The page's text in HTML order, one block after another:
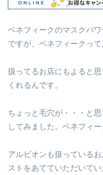
ベネフィークのマスクパ
ですが、ベネフィークって
扱ってるお店にもよると
くれるんです。
ちょっと毛穴が・・・と
してみました。ベネフィ
アルビオンも扱っている
ストをあてていただいてい